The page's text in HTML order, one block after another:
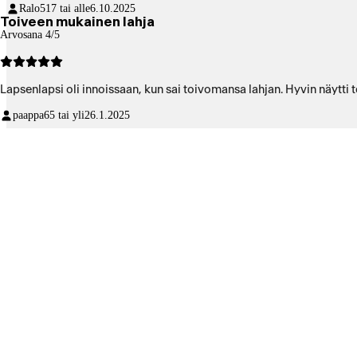
Ralo517 tai alle6.10.2025
Toiveen mukainen lahja
Arvosana 4/5
Lapsenlapsi oli innoissaan, kun sai
paappa65 tai yli26.1.2025